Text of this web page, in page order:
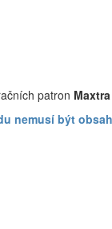
patron
nemusí být